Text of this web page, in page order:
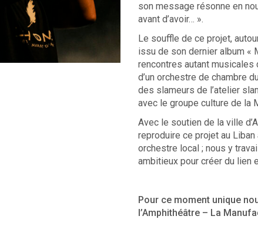
son message résonne en
avant d’avoir… ».
Le souffle de ce projet,
issu de son dernier album «
rencontres autant musicales
d’un orchestre de chambre
des slameurs de l’atelier
avec le groupe culture de la
Avec le soutien de la ville
reproduire ce projet au Liban
orchestre local ; nous y
ambitieux pour créer du lien
Pour ce moment unique
l’Amphithéâtre – La